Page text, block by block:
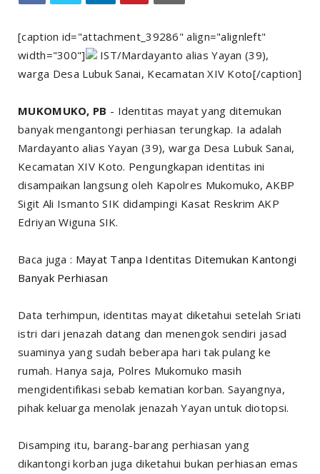
[caption id="attachment_39286" align="alignleft"
width="300"]
IST/Mardayanto alias Yayan (39),
warga Desa Lubuk Sanai, Kecamatan XIV Koto[/caption]
MUKOMUKO, PB - Identitas mayat yang ditemukan
banyak mengantongi perhiasan terungkap. Ia adalah
Mardayanto alias Yayan (39), warga Desa Lubuk Sanai,
Kecamatan XIV Koto. Pengungkapan identitas ini
disampaikan langsung oleh Kapolres Mukomuko, AKBP
Sigit Ali Ismanto SIK didampingi Kasat Reskrim AKP
Edriyan Wiguna SIK.
Baca juga : Mayat Tanpa Identitas Ditemukan Kantongi
Banyak Perhiasan
Data terhimpun, identitas mayat diketahui setelah Sriati
istri dari jenazah datang dan menengok sendiri jasad
suaminya yang sudah beberapa hari tak pulang ke
rumah. Hanya saja, Polres Mukomuko masih
mengidentifikasi sebab kematian korban. Sayangnya,
pihak keluarga menolak jenazah Yayan untuk diotopsi.
Disamping itu, barang-barang perhiasan yang
dikantongi korban juga diketahui bukan perhiasan emas